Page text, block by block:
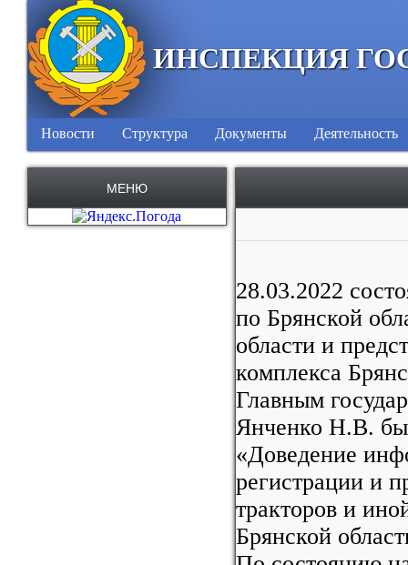
ИНСПЕКЦИЯ
Новости Структура Документы Деятельность
МЕНЮ
28.03.2022
по Брянской
области и
комплекса
Главным
Янченко Н.В.
«Доведение
регистрации и
тракторов и
Брянской